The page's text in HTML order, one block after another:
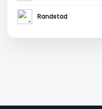
Randstad